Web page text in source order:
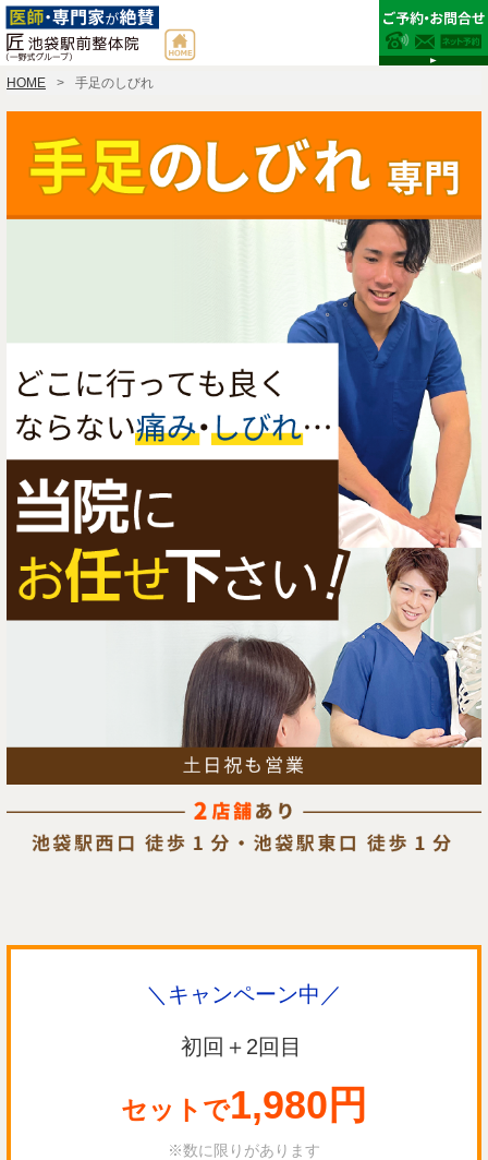
HOME 手足のしびれ
＼キャンペーン中／
初回＋2回目
セットで1,980円
※数に限りがあります